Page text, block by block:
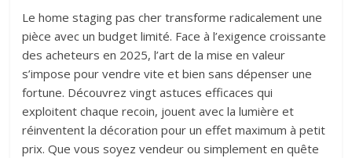
Le home staging pas cher transforme radicalement une
pièce avec un budget limité. Face à l’exigence croissante
des acheteurs en 2025, l’art de la mise en valeur
s’impose pour vendre vite et bien sans dépenser une
fortune. Découvrez vingt astuces efficaces qui
exploitent chaque recoin, jouent avec la lumière et
réinventent la décoration pour un effet maximum à petit
prix. Que vous soyez vendeur ou simplement en quête